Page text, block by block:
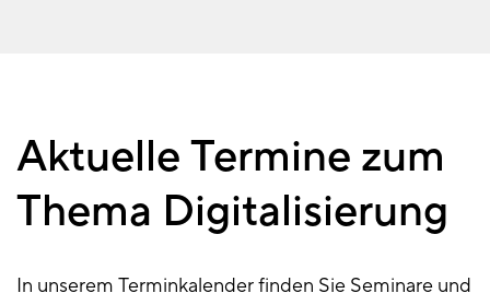
Aktuelle Termine zum
Thema Digitalisierung
In unserem Terminkalender finden Sie Seminare und